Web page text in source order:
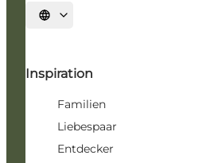
Sprache auswählen
Inspiration
Familien
Liebespaar
Entdecker